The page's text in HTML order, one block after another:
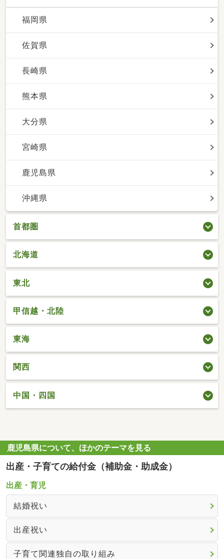
福岡県
佐賀県
長崎県
熊本県
大分県
宮崎県
鹿児島県
沖縄県
首都圏
北海道
東北
甲信越・北陸
東海
関西
中国・四国
鹿児島県について、ほかのテーマを見る
出産・子育ての給付金（補助金・助成金）
出産・育児
結婚祝い
出産祝い
子育て関連独自の取り組み